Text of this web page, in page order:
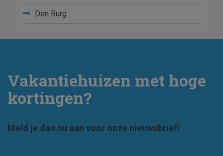
Den Burg
Vakantiehuizen met hoge
kortingen?
Meld je dan nu aan voor onze nieuwsbrief!